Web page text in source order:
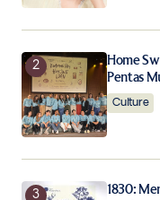
Notify me of new
Submit
Home
Pentas
Culture
1830: